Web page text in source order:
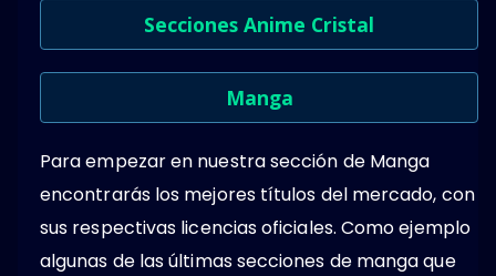
Secciones Anime Cristal
Manga
Para empezar en nuestra sección de Manga
encontrarás los mejores títulos del mercado, con
sus respectivas licencias oficiales. Como ejemplo
algunas de las últimas secciones de manga que